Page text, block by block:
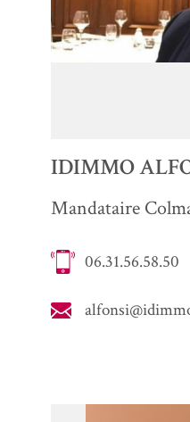
IDIMMO
Mandataire
06.31.56.58.50